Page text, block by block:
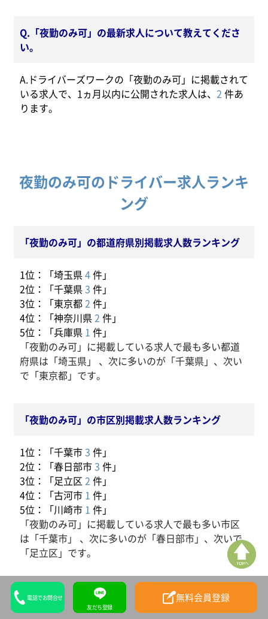
Q.「夜勤のみ可」の最新求人について教えてくださ
い。
A.ドライバーズワークの「夜勤のみ可」に掲載されて
いる求人で、1ヵ月以内に公開された求人は、 2 件あ
ります。
夜勤のみ可のドライバー求人ランキ
ング
「夜勤のみ可」の都道府県別掲載求人数ランキング
1位：「埼玉県4件」
2位：「千葉県3 件」
3位：「東京都2 件」
4位：「神奈川県2 件」
5位：「兵庫県 1 件」
「夜勤のみ可」に掲載している求人で最も多い都道
府県は「埼玉県」 、次に多いのが「千葉県」、次い
で「東京都」です。
「夜勤のみ可」の市区別掲載求人数ランキング
1位：「千葉市3 件」
2位：「春日部市3 件」
3位：「足立区 2 件」
4位：「古河市 1 件」
5位：「川崎市 1 件」
「夜勤のみ可」に掲載している求人で最も多い市区
は「千葉市」 、次に多いのが「春日部市」、次いで
「足立区」です。
電話でお問合せ
友だち登録
無料会員登録